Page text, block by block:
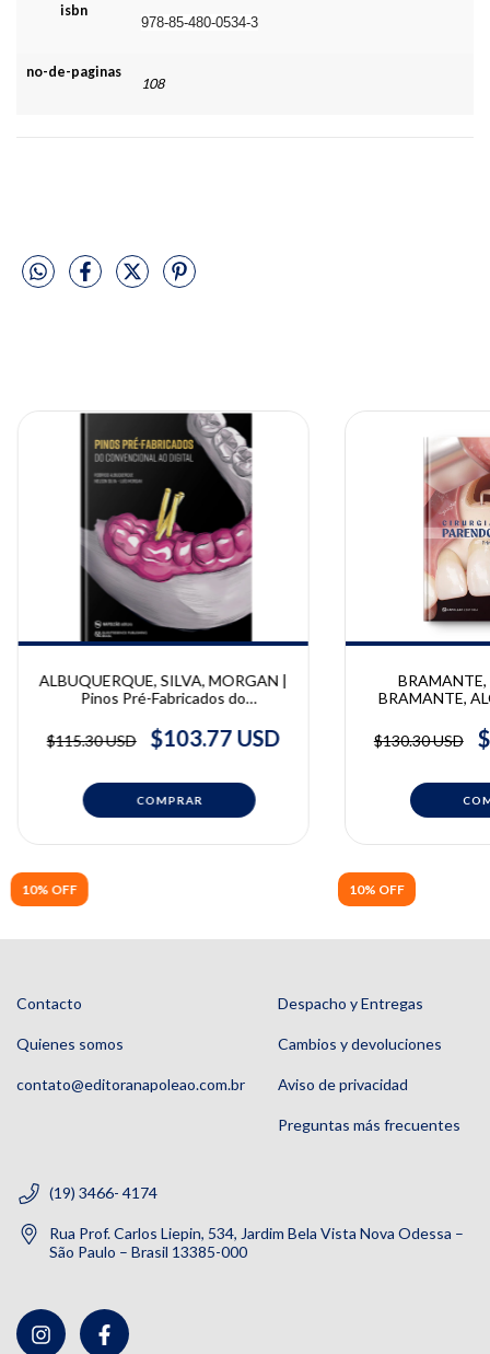
isbn
978-85-480-0534-3
no-de-paginas
108
10% OFF
ALBUQUERQUE, SILVA, MORGAN |
Pinos Pré-Fabricados do
Albuquerque - Nelson Silva - Luís
Morgan
$115.30 USD $103.77 USD
10% OFF
BRAMANTE,
BRAMANTE,
Ricardo
Bramante,
$130.30 USD
Contacto
Quienes somos
contato@editoranapoleao.com.br
Despacho y Entregas
Cambios y devoluciones
Aviso de privacidad
Preguntas más frecuentes
(19) 3466- 4174
Rua Prof. Carlos Liepin, 534, Jardim Bela Vista Nova Odessa –
São Paulo – Brasil 13385-000